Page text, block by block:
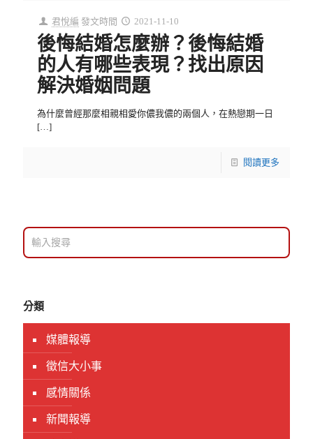
君悅編 發文時間 2021-11-10
後悔結婚怎麼辦？後悔結婚
的人有哪些表現？找出原因
解決婚姻問題
為什麼曾經那麼相親相愛你儂我儂的兩個人，在熱戀期一日
[…]
閱讀更多
分類
媒體報導
徵信大小事
感情關係
新聞報導